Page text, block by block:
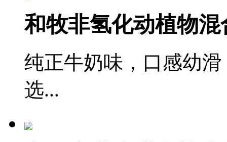
和牧非氢化动植物混
纯正牛奶味，口感幼
选...